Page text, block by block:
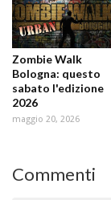
Zombie Walk
Bologna: questo
sabato l'edizione
2026
maggio 20, 2026
Commenti